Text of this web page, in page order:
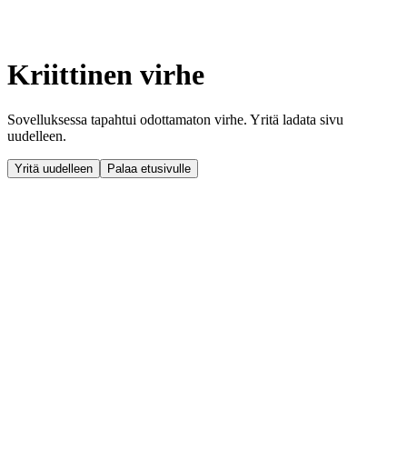
Kriittinen virhe
Sovelluksessa tapahtui odottamaton virhe. Yritä ladata sivu
uudelleen.
Yritä uudelleen Palaa etusivulle